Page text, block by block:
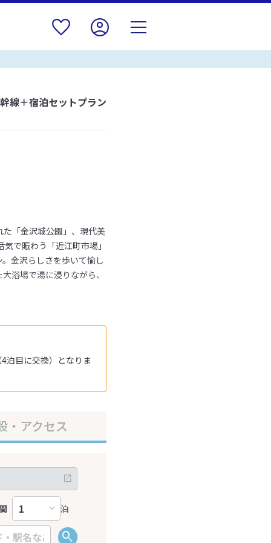
線＋宿泊セットプラン
泊目に交換）となりま
「金沢城公園」、現代美
で賑わう「近江町市場」
金沢らしさを歩いて愉し
浴場で湯に浸りながら、
・アクセス
泊